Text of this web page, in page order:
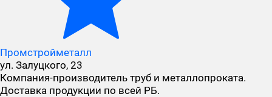
Промстройметалл
ул. Залуцкого, 23
Компания-производитель труб и металлопроката.
Доставка продукции по всей РБ.